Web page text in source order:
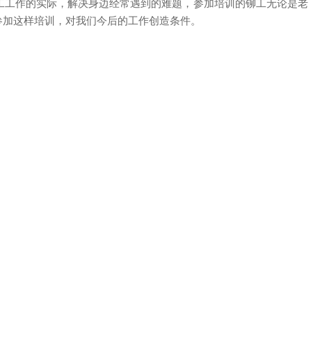
作的实际，解决身边经常遇到的难题，参加培训的铆工无论是老
这样培训，对我们今后的工作创造条件。